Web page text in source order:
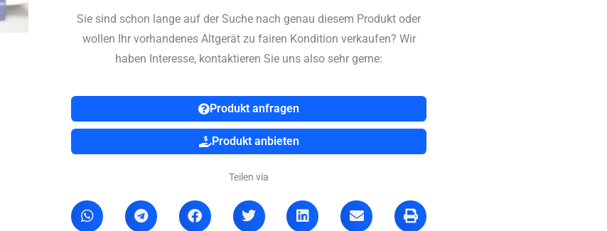
Sie sind schon lange auf der Suche nach genau diesem Produkt oder
wollen Ihr vorhandenes Altgerät zu fairen Kondition verkaufen? Wir
haben Interesse, kontaktieren Sie uns also sehr gerne:
Produkt anfragen
Produkt anbieten
Teilen via